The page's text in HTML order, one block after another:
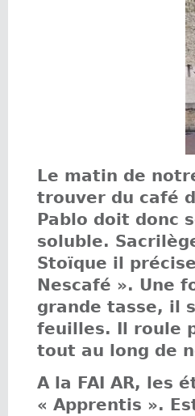
Le matin de
trouver du café
Pablo doit donc
soluble.
Stoïque il
Nescafé ». Une
grande tasse, il
feuilles. Il roule
tout au long de
A la FAI AR, les
« Apprentis ».